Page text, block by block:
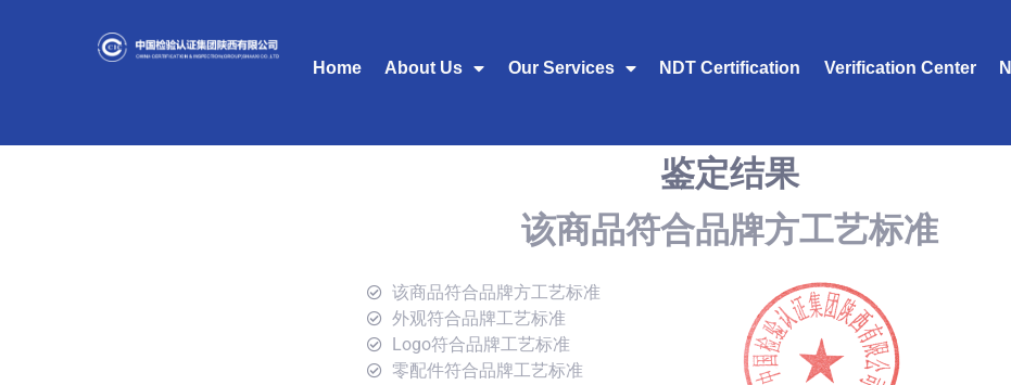
Home About Us Our Services NDT Certification Verification Center
鉴定结果
该商品符合品牌方工艺标准
该商品符合品牌方工艺标准
外观符合品牌工艺标准
Logo符合品牌工艺标准
零配件符合品牌工艺标准